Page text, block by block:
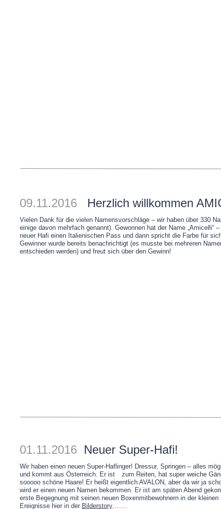
01.11.2016 Neuer Super-Hafi!
Wir haben einen neuen Super-Haflinger! Dressur, Springen – alles
und kommt aus Österreich. Er ist
zum Reiten, hat super weiche
sooooo schöne Haare! Er heißt eigentlich AVALON, aber da wir ja
wird er einen neuen Namen bekommen. Er ist am späten Abend
erste Begegnung mit seinen neuen Boxenmitbewohnern in der
Ereignisse hier in der Bilderstory…….
09.11.2016 Herzlich willkommen
Vielen Dank für die vielen Namensvorschläge – wir haben über 330
einige davon mehrfach genannt). Gewonnen hat der Name „Amicelli“
neuer Hafi einen Italienischen Pass und dann spricht die Farbe für
Gewinner wurde bereits benachrichtigt (es musste bei mehreren
entschieden werden) und freut sich über den Gewinn!